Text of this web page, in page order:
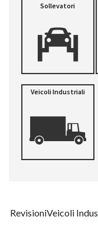
Sollevatori
Veicoli Industriali
RevisioniVeicoli